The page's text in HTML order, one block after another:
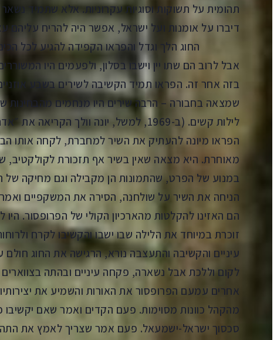
תהומית על תשוקות וסוגיות עקרוניות. אלא שתמיד
דיברו על אומנות ועל ישראל, אפשר היה להריח עליהם
החוג הלך וגדל והפראו הקפידה להגיע לכל
אבל לרוב הם שתו יין וישבו בסלון, ולפעמים היו
בזה אחר זה. הפראו תמיד הקשיבה לשירים בשבע
שמצאה בחבורה – הרבה שירים היו מנחמים מהבחינות
לילות קשים. (ב-1969, למשל, יונה וולך
הפראו מיונה להעתיק את השיר למחברת, לקחה אותו
מאוחרת. היא מצאה שאין בשיר אף תזכורת לקולקטיב,
במנוע של הפרט, שהתמונות הן מקבילה וגם מחיקה של
הניחה את השיר על שולחנה, הסירה את המשקפיים
הם האזינו להקלטות מהארכיון הקולי של הפרופסור.
זוכרת במיוחד את הלילה שבו ישבו והקשיבו לקרח
עיניים והקשיבה והתעצבה נורא, הרגישה את החוג
לקום וללכת אבל נשארה, פקחה עיניים ובהתה
אחרים עמעם הפרופסור את האורות והשמיע את
מהקהל כוונות מסוימות. פעם הקדים ואמר שאם
סכסוך ישראל-ישמעאל. פעם אמר שצריך לאמץ את